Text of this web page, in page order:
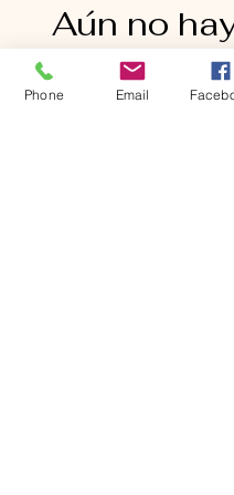
Aún no
ítems para
Phone Email